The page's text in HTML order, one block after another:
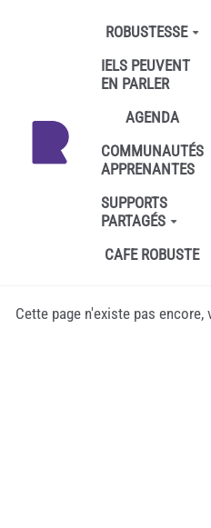
Aller au contenu principal
ROBUSTESSE
IELS PEUVENT
EN PARLER
AGENDA
COMMUNAUTÉS
APPRENANTES
SUPPORTS
PARTAGÉS
CAFE ROBUSTE
Cette page n'existe pas encore,